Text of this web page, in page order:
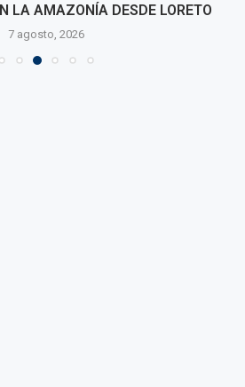
LA AMAZONÍA DESDE LORETO
7 agosto, 2026